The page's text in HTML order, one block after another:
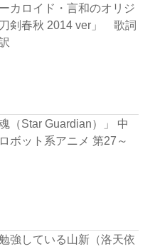
カロイド・言和のオリジ
剣春秋 2014 ver」 歌詞
（Star Guardian）」 中
ボット系アニメ 第27～
強している山新（洛天依